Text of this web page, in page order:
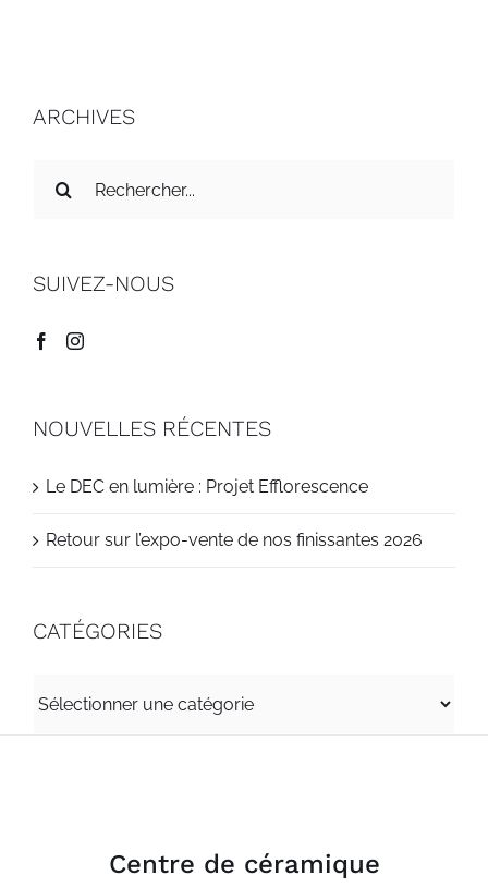
ARCHIVES
:SUIVEZ-NOUS
NOUVELLES RÉCENTES
Le DEC en lumière : Projet Efflorescence
Retour sur l’expo-vente de nos finissantes 2026
CATÉGORIES
Centre de céramique